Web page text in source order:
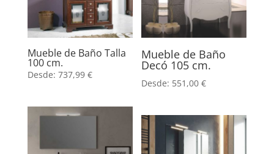
Mueble de Baño Talla
100 cm.
Desde: 737,99 €
Mueble de Baño
Decó 105 cm.
Desde: 551,00€